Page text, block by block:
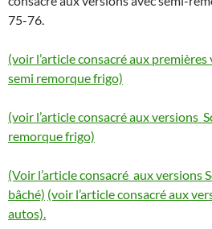
75-76.
(voir l’article consacré aux
semi remorque frigo)
(voir l’article consacré aux versions
remorque frigo)
(Voir l’article consacré aux versions
bâché) (voir l’article consacré aux
autos).